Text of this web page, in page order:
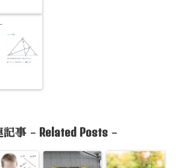
事 - Related Posts-